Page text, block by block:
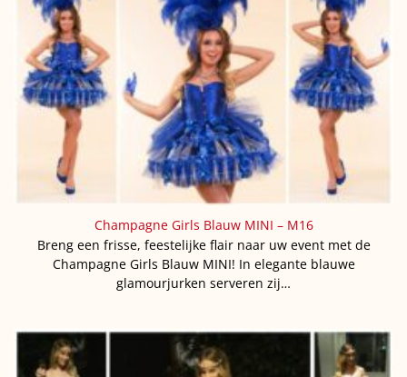
Champagne Girls Blauw MINI – M16
Breng een frisse, feestelijke flair naar uw event met de
Champagne Girls Blauw MINI! In elegante blauwe
glamourjurken serveren zij…